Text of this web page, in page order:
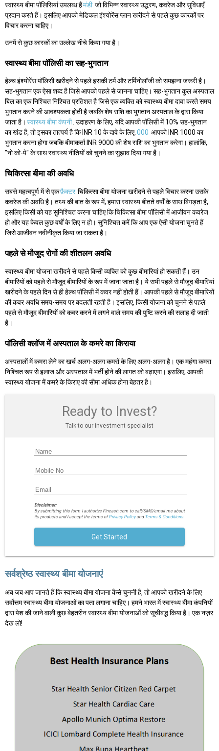
स्वास्थ्य बीमा पॉलिसियां उपलब्ध हैंमंडी जो विभिन्न स्वास्थ्य उद्धरण, कवरेज और सुविधाएँ
प्रदान करते हैं। इसलिए आपको मेडिकल इंश्योरेंस प्लान खरीदने से पहले कुछ कारकों पर
विचार करना चाहिए।
उनमें से कुछ कारकों का उल्लेख नीचे किया गया है।
स्वास्थ्य बीमा पॉलिसी का सह-भुगतान
हेल्थ इंश्योरेंस पॉलिसी खरीदने से पहले इसकी टर्म और टर्मिनोलॉजी को समझना जरूरी है।
सह-भुगतान एक ऐसा शब्द है जिसे आपको पहले से जानना चाहिए। सह-भुगतान कुल अस्पताल
बिल का एक निश्चित निश्चित प्रतिशत है जिसे एक व्यक्ति को स्वास्थ्य बीमा दावा करते समय
भुगतान करने की आवश्यकता होती है जबकि शेष राशि का भुगतान अस्पताल के द्वारा किया
जाता है। स्वास्थ्य बीमा कंपनी. उदाहरण के लिए, यदि आपकी पॉलिसी में 10% सह-भुगतान
का खंड है, तो इसका तात्पर्य है कि INR 10 के दावे के लिए,000 आपको INR 1000 का
भुगतान करना होगा जबकि बीमाकर्ता INR 9000 की शेष राशि का भुगतान करेगा। हालांकि,
"नो को-पे" के साथ स्वास्थ्य नीतियों को चुनने का सुझाव दिया गया है।
चिकित्सा बीमा की अवधि
सबसे महत्वपूर्ण में से एकफ़ैक्टर चिकित्सा बीमा योजना खरीदने से पहले विचार करना उसके
कवरेज की अवधि है। तथ्य की बात के रूप में, हमारा स्वास्थ्य बीतते वर्षों के साथ बिगड़ता है,
इसलिए किसी को यह सुनिश्चित करना चाहिए कि चिकित्सा बीमा पॉलिसी में आजीवन कवरेज
हो और यह केवल कुछ वर्षों के लिए न हो। सुनिश्चित करें कि आप एक ऐसी योजना चुनते हैं
जिसे आजीवन नवीनीकृत किया जा सकता है।
पहले से मौजूद रोगों की शीतलन अवधि
स्वास्थ्य बीमा योजना खरीदने से पहले किसी व्यक्ति को कुछ बीमारियां हो सकती हैं। उन
बीमारियों को पहले से मौजूद बीमारियों के रूप में जाना जाता है। ये सभी पहले से मौजूद बीमारियां
खरीदने के पहले दिन से ही हेल्थ पॉलिसी में कवर नहीं होती हैं। आपकी पहले से मौजूद बीमारियों
की कवर अवधि समय-समय पर बदलती रहती है। इसलिए, किसी योजना को चुनने से पहले
पहले से मौजूद बीमारियों को कवर करने में लगने वाले समय की पुष्टि करने की सलाह दी जाती
है।
पॉलिसी क्लॉज में अस्पताल के कमरे का किराया
अस्पतालों में कमरा लेने का खर्च अलग-अलग कमरों के लिए अलग-अलग है। एक महंगा कमरा
निश्चित रूप से इलाज और अस्पताल में भर्ती होने की लागत को बढ़ाएगा। इसलिए, आपकी
स्वास्थ्य योजना में कमरे के किराए की सीमा अधिक होना बेहतर है।
Ready to Invest?
Talk to our investment specialist
Disclaimer:
By submitting this form I authorize Fincash.com to call/SMS/email me about
its products and I accept the terms ofPrivacy Policyand Terms & Conditions.
Get Started
सर्वश्रेष्ठ स्वास्थ्य बीमा योजनाएं
अब जब आप जानते हैं कि स्वास्थ्य बीमा योजना कैसे चुननी है, तो आपको खरीदने के लिए
सर्वोत्तम स्वास्थ्य बीमा योजनाओं का पता लगाना चाहिए। हमने भारत में स्वास्थ्य बीमा कंपनियों
द्वारा पेश की जाने वाली कुछ बेहतरीन स्वास्थ्य बीमा योजनाओं को सूचीबद्ध किया है। एक नज़र
देख लो!